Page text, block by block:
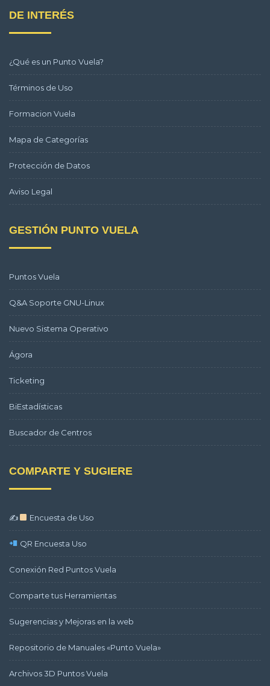
DE INTERÉS
¿Qué es un Punto Vuela?
Términos de Uso
Formacion Vuela
Mapa de Categorías
Protección de Datos
Aviso Legal
GESTIÓN PUNTO VUELA
Puntos Vuela
Q&A Soporte GNU-Linux
Nuevo Sistema Operativo
Ágora
Ticketing
BiEstadísticas
Buscador de Centros
COMPARTE Y SUGIERE
✍ Encuesta de Uso
QR Encuesta Uso
Conexión Red Puntos Vuela
Comparte tus Herramientas
Sugerencias y Mejoras en la web
Repositorio de Manuales «Punto Vuela»
Archivos 3D Puntos Vuela